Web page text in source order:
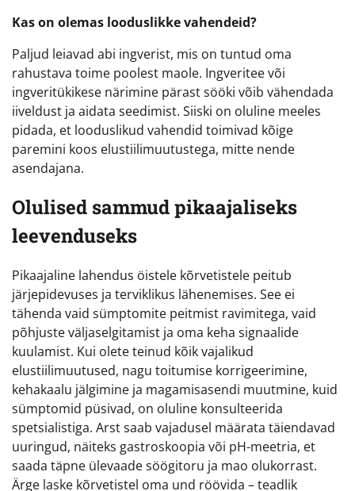
Kas on olemas looduslikke vahendeid?
Paljud leiavad abi ingverist, mis on tuntud oma
rahustava toime poolest maole. Ingveritee või
ingveritükikese närimine pärast sööki võib vähendada
iiveldust ja aidata seedimist. Siiski on oluline meeles
pidada, et looduslikud vahendid toimivad kõige
paremini koos elustiilimuutustega, mitte nende
asendajana.
Olulised sammud pikaajaliseks
leevenduseks
Pikaajaline lahendus öistele kõrvetistele peitub
järjepidevuses ja terviklikus lähenemises. See ei
tähenda vaid sümptomite peitmist ravimitega, vaid
põhjuste väljaselgitamist ja oma keha signaalide
kuulamist. Kui olete teinud kõik vajalikud
elustiilimuutused, nagu toitumise korrigeerimine,
kehakaalu jälgimine ja magamisasendi muutmine, kuid
sümptomid püsivad, on oluline konsulteerida
spetsialistiga. Arst saab vajadusel määrata täiendavad
uuringud, näiteks gastroskoopia või pH-meetria, et
saada täpne ülevaade söögitoru ja mao olukorrast.
Ärge laske kõrvetistel oma und röövida – teadlik